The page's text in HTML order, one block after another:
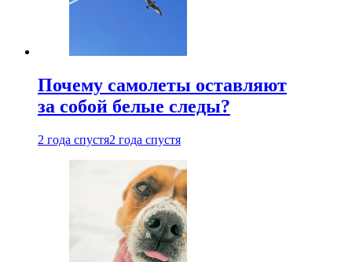
Почему самолеты оставляют
за собой белые следы?
2 года спустя2 года спустя